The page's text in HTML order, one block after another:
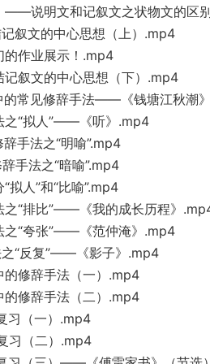
——说明文和记叙文之状物文的区
记叙文的中心思想（上）.mp4
的作业展示！.mp4
记叙文的中心思想（下）.mp4
的常见修辞手法——《钱塘江秋潮
之“拟人”——《听》.mp4
辞手法之“明喻”.mp4
辞手法之“暗喻”.mp4
“拟人”和“比喻”.mp4
之“排比”——《我的成长历程》
之“夸张”——《范仲淹》.mp4
之“反复”——《影子》.mp4
的修辞手法（一）.mp4
的修辞手法（二）.mp4
习（一）.mp4
习（二）.mp4